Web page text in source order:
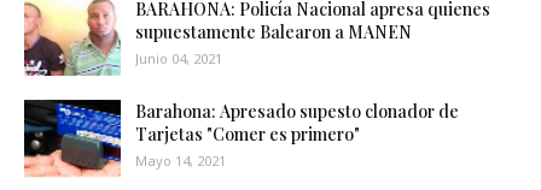
BARAHONA: Policía Nacional apresa quienes
supuestamente Balearon a MANEN
Junio 04, 2021
Barahona: Apresado supesto clonador de
Tarjetas "Comer es primero"
Mayo 14, 2021